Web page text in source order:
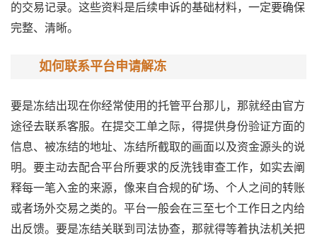
的交易记录。这些资料是后续申诉的基础材料，一定要确保
完整、清晰。
如何联系平台申请解冻
要是冻结出现在你经常使用的托管平台那儿，那就经由官方
途径去联系客服。在提交工单之际，得提供身份验证方面的
信息、被冻结的地址、冻结所截取的画面以及资金源头的说
明。要主动去配合平台所要求的反洗钱审查工作，如实去阐
释每一笔入金的来源，像来自合规的矿场、个人之间的转账
或者场外交易之类的。平台一般会在三至七个工作日之内给
出反馈。要是冻结关联到司法协查，那就得等着执法机关把